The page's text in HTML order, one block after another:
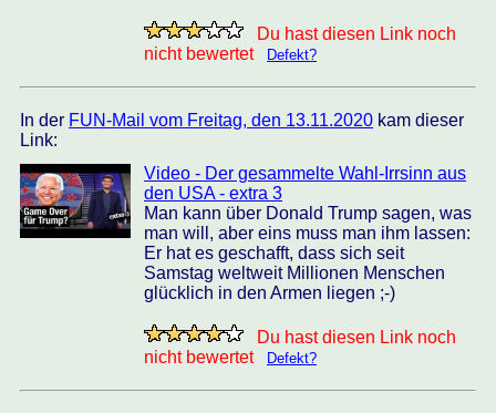
Du hast diesen Link noch
nicht bewertet
Defekt?
In der FUN-Mail vom Freitag, den 13.11.2020 kam dieser
Link:
Video - Der gesammelte Wahl-Irrsinn aus
den USA - extra 3
Man kann über Donald Trump sagen, was
man will, aber eins muss man ihm lassen:
Er hat es geschafft, dass sich seit
Samstag weltweit Millionen Menschen
glücklich in den Armen liegen ;-)
Du hast diesen Link noch
nicht bewertet
Defekt?